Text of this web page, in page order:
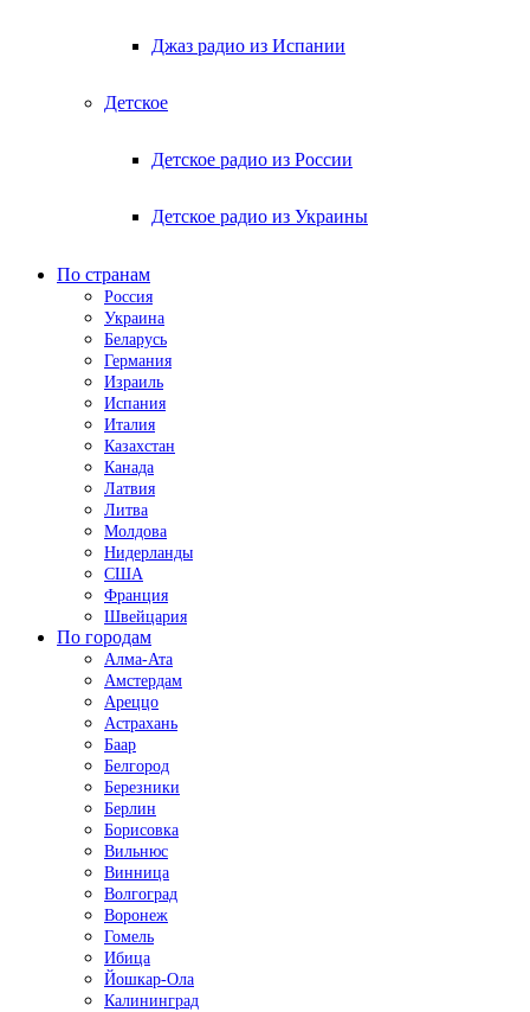
Джаз радио из Испании
Детское
Детское радио из России
Детское радио из Украины
По странам
Россия
Украина
Беларусь
Германия
Израиль
Испания
Италия
Казахстан
Канада
Латвия
Литва
Молдова
Нидерланды
США
Франция
Швейцария
По городам
Алма-Ата
Амстердам
Ареццо
Астрахань
Баар
Белгород
Березники
Берлин
Борисовка
Вильнюс
Винница
Волгоград
Воронеж
Гомель
Ибица
Йошкар-Ола
Калининград